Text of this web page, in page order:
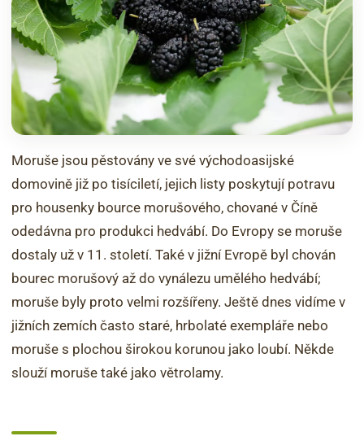
Moruše jsou pěstovány ve své východoasijské
domovině již po tisíciletí, jejich listy poskytují potravu
pro housenky bource morušového, chované v Číně
odedávna pro produkci hedvábí. Do Evropy se moruše
dostaly už v 11. století. Také v jižní Evropě byl chován
bourec morušový až do vynálezu umělého hedvábí;
moruše byly proto velmi rozšířeny. Ještě dnes vidíme v
jižních zemích často staré, hrbolaté exempláře nebo
moruše s plochou širokou korunou jako loubí. Někde
slouží moruše také jako větrolamy.